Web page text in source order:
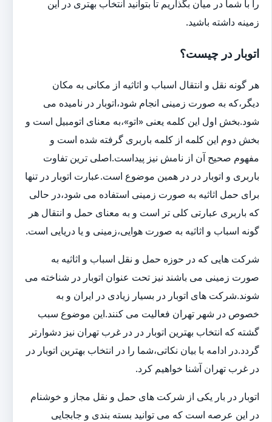
را با شما در میان بگذاریم تا بتوانید انتخاب بهتری در این
زمینه داشته باشید.
اتوبار در چیست؟
هر گونه نقل و انتقال اسباب و اثاثیه از مکانی به مکان
دیگر،که به صورت زمینی انجام شود،اتوبار در نامیده می
شود.بخش اول این کلمه یعنی «اتو»،به معنای اتومبیل است و
بخش دوم این کلمه از کلمه باربری گرفته شده است و
مفهوم صحیح آن از نامش نیز پیداست.اصلی ترین تفاوت
باربری و اتوبار در در همین موضوع است.عبارت اتوبار در تنها
برای حمل اثاثیه به صورت زمینی استفاده می شود،در حالی
که باربری عبارتی کلی تر است و به معنای حمل و انتقال هر
گونه اسباب و اثاثیه به صورت هوایی،زمینی و یا دریایی است.
شرکت هایی که در حوزه حمل و نقل اسباب و اثاثیه به
صورت زمینی می باشند نیز تحت عنوان اتوبار در شناخته می
شوند.شرکت های اتوبار در بسیار زیادی در ایران و به
خصوص در شهر تهران فعالیت می کنند.این موضوع سبب
گشته که انتخاب بهترین اتوبار در در غرب تهران نیز دشوارتر
گردد.در ادامه با بیان نکاتی،شما را در انتخاب بهترین اتوبار در
در غرب تهران آشنا خواهیم کرد.
اتوبار در بار یکی از شرکت های حمل و نقل مجاز و خوشنام
در این عرصه است که می توانید بسته بندی و جابجایی